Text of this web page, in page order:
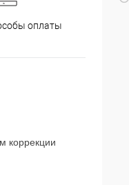
оплаты
коррекции